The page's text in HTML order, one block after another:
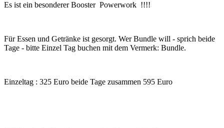
Es ist ein besonderer Booster Powerwork !!!!
Für Essen und Getränke ist gesorgt. Wer Bundle will - sprich beide
Tage - bitte Einzel Tag buchen mit dem Vermerk: Bundle.
Einzeltag : 325 Euro beide Tage zusammen 595 Euro